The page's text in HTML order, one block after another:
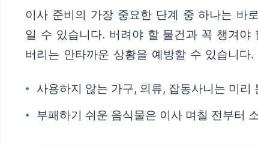
이사 준비의 가장 중요한 단계 중 하나는 바
일 수 있습니다. 버려야 할 물건과 꼭 챙겨
버리는 안타까운 상황을 예방할 수 있습니다.
사용하지 않는 가구, 의류, 잡동사니는 미
부패하기 쉬운 음식물은 이사 며칠 전부터